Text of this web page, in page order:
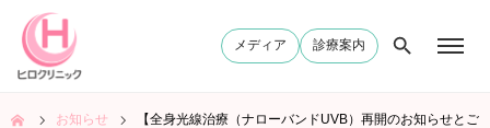
メディア 診療案内
お知らせ
【全身光線治療（ナローバンドUVB）再開のお知らせとご